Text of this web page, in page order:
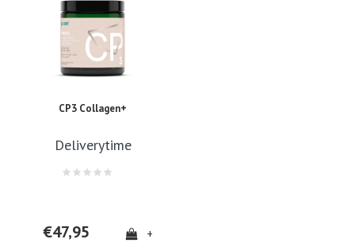
CP3 Collagen+
Deliverytime
€47,95 +